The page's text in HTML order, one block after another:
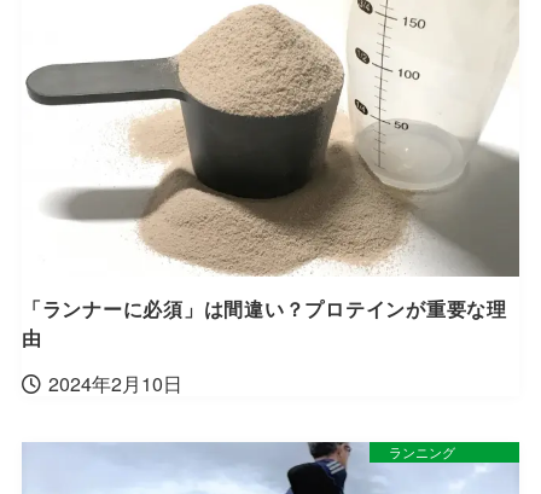
「ランナーに必須」は間違い？プロテインが重要な理
由
2024年2月10日
ランニング